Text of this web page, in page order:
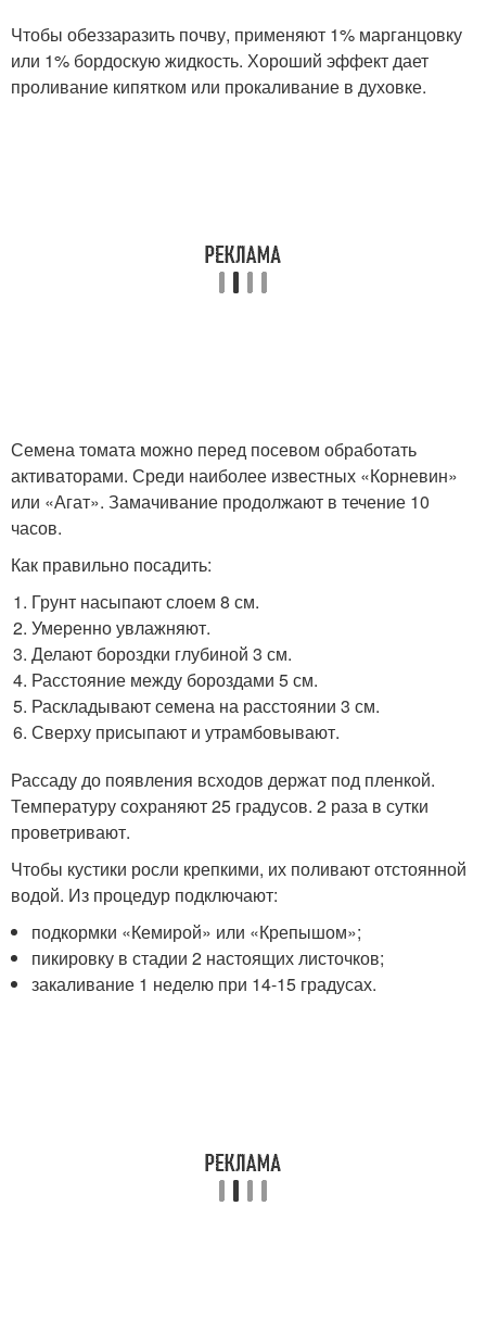
Чтобы обеззаразить почву, применяют 1% марганцовку
или 1% бордоскую жидкость. Хороший эффект дает
проливание кипятком или прокаливание в духовке.
Семена томата можно перед посевом обработать
активаторами. Среди наиболее известных «Корневин»
или «Агат». Замачивание продолжают в течение 10
часов.
Как правильно посадить:
Грунт насыпают слоем 8 см.
Умеренно увлажняют.
Делают бороздки глубиной 3 см.
Расстояние между бороздами 5 см.
Раскладывают семена на расстоянии 3 см.
Сверху присыпают и утрамбовывают.
Рассаду до появления всходов держат под пленкой.
Температуру сохраняют 25 градусов. 2 раза в сутки
проветривают.
Чтобы кустики росли крепкими, их поливают отстоянной
водой. Из процедур подключают:
подкормки «Кемирой» или «Крепышом»;
пикировку в стадии 2 настоящих листочков;
закаливание 1 неделю при 14-15 градусах.